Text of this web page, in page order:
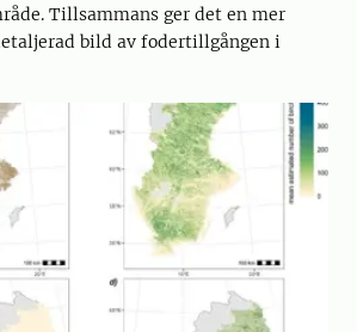
Tillsammans ger det en mer
bild av fodertillgången i